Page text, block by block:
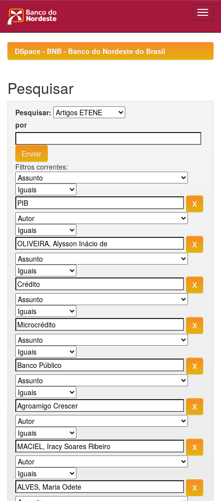
navigationDSpace - BNB - Banco do Nordeste do Brasil
Pesquisar
Pesquisar:
por
Filtros correntes: